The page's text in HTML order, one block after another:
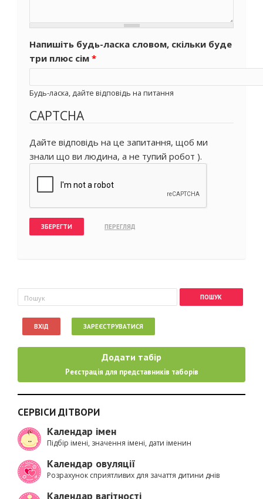
Напишіть будь-ласка словом, скільки буде
три плюс сім *
Будь-ласка, дайте відповідь на питання
CAPTCHA
Дайте відповідь на це запитання, щоб ми
знали що ви людина, а не тупий робот ).
Пошукова форма
Пошук
ВХІД ЗАРЕЄСТРУВАТИСЯ
Додати табір
Реєстрація для представників таборів
СЕРВІСИ ДІТВОРИ
Календар імен
Підбір імені, значення імені, дати іменин
Календар овуляції
Розрахунок сприятливих для зачаття дитини днів
Календар вагітності